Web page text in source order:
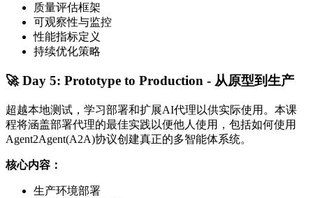
质量评估框架
可观察性与监控
性能指标定义
持续优化策略
🚀 Day 5: Prototype to Production - 从原型到生产
超越本地测试，学习部署和扩展AI代理以供实际使用。本课
程将涵盖部署代理的最佳实践以便他人使用，包括如何使用
Agent2Agent(A2A)协议创建真正的多智能体系统。
核心内容：
生产环境部署